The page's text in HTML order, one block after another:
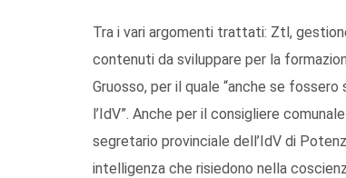
Tra i vari argomenti trattati: Ztl,
contenuti da sviluppare per la
Gruosso, per il quale “anche se
l’IdV”. Anche per il consigliere
segretario provinciale dell’IdV di
intelligenza che risiedono nella